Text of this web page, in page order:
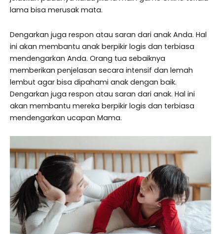
lama bisa merusak mata.
Dengarkan juga respon atau saran dari anak Anda. Hal
ini akan membantu anak berpikir logis dan terbiasa
mendengarkan Anda. Orang tua sebaiknya
memberikan penjelasan secara intensif dan lemah
lembut agar bisa dipahami anak dengan baik.
Dengarkan juga respon atau saran dari anak. Hal ini
akan membantu mereka berpikir logis dan terbiasa
mendengarkan ucapan Mama.